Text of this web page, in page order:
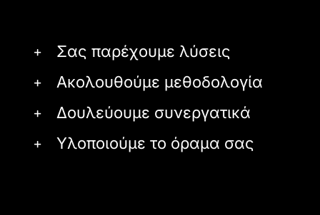
Σας παρέχουμε λύσεις
Ακολουθούμε μεθοδολογία
Δουλεύουμε συνεργατικά
Υλοποιούμε το όραμα σας